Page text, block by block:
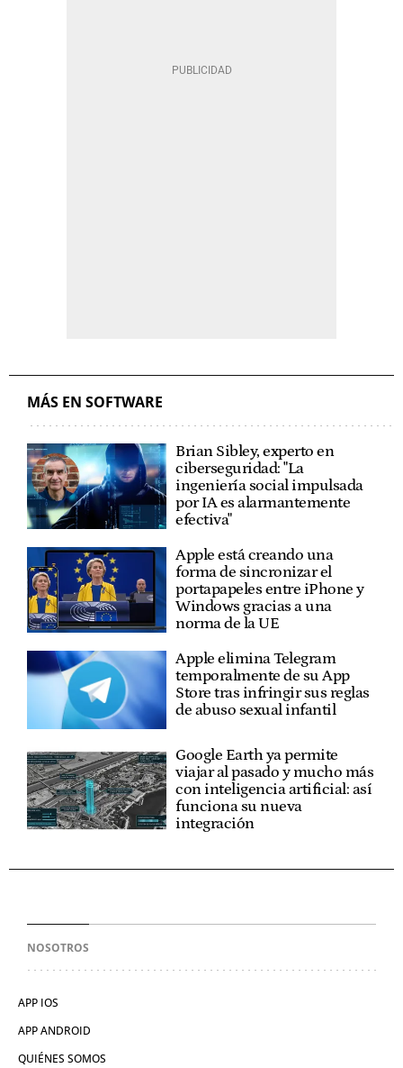
MÁS EN SOFTWARE
Brian Sibley, experto en
ciberseguridad: "La
ingeniería social impulsada
por IA es alarmantemente
efectiva"
Apple está creando una
forma de sincronizar el
portapapeles entre iPhone y
Windows gracias a una
norma de la UE
Apple elimina Telegram
temporalmente de su App
Store tras infringir sus reglas
de abuso sexual infantil
Google Earth ya permite
viajar al pasado y mucho más
con inteligencia artificial: así
funciona su nueva
integración
NOSOTROS
APP IOS
APP ANDROID
QUIÉNES SOMOS